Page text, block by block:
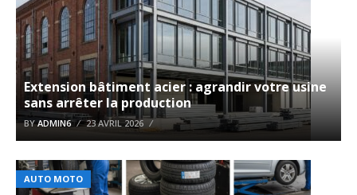
Extension bâtiment acier : agrandir votre usine
sans arrêter la production
BYADMIN6 23 AVRIL 2026
AUTO MOTO